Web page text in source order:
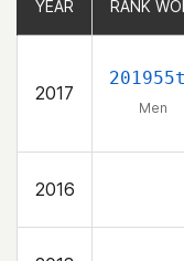
YEAR RANK
2017
Men
2016
YEAR RANK